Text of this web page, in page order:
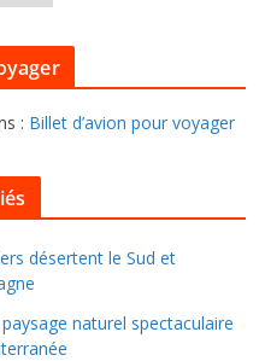
: Billet d’avion pour voyager
désertent le Sud et
naturel spectaculaire